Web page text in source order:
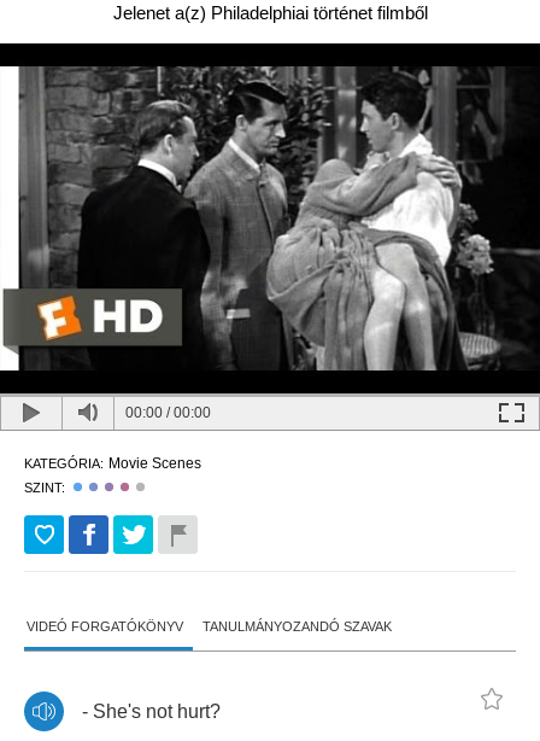
Jelenet a(z) Philadelphiai történet filmből
00:00 /00:00
KATEGÓRIA: Movie Scenes
SZINT:
VIDEÓ FORGATÓKÖNYV TANULMÁNYOZANDÓ SZAVAK
- She's not hurt?